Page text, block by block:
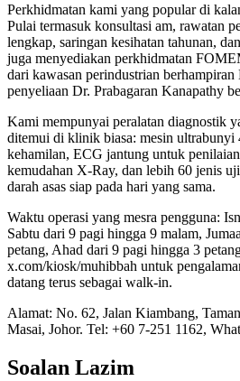
Perkhidmatan kami yang popular di
Pulai termasuk konsultasi am, rawatan
lengkap, saringan kesihatan tahunan,
juga menyediakan perkhidmatan
dari kawasan perindustrian
penyeliaan Dr. Prabagaran Kanapathy
Kami mempunyai peralatan diagnostik
ditemui di klinik biasa: mesin ultrabunyi
kehamilan, ECG jantung untuk
kemudahan X-Ray, dan lebih 60 jenis
darah asas siap pada hari yang sama.
Waktu operasi yang mesra pengguna:
Sabtu dari 9 pagi hingga 9 malam,
petang, Ahad dari 9 pagi hingga 3
x.com/kiosk/muhibbah untuk
datang terus sebagai walk-in.
Alamat: No. 62, Jalan Kiambang,
Masai, Johor. Tel: +60 7-251 1162,
Soalan Lazim